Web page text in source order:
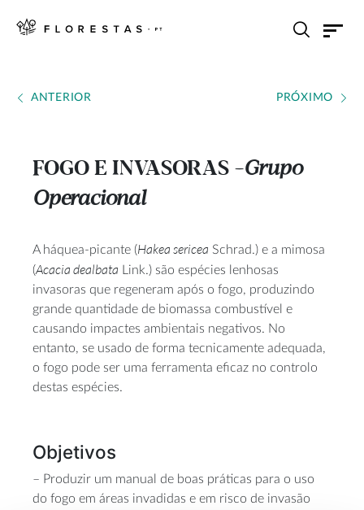
ANTERIOR PRÓXIMO
FOGO E INVASORAS --- Grupo
Operacional
A háquea-picante (Hakea sericea Schrad.) e a mimosa
(Acacia dealbata Link.) são espécies lenhosas
invasoras que regeneram após o fogo, produzindo
grande quantidade de biomassa combustível e
causando impactes ambientais negativos. No
entanto, se usado de forma tecnicamente adequada,
o fogo pode ser uma ferramenta eficaz no controlo
destas espécies.
Objetivos
– Produzir um manual de boas práticas para o uso
do fogo em áreas invadidas e em risco de invasão